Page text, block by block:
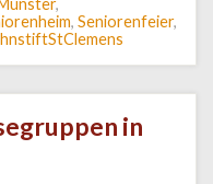
,
, Seniorenfeier,
in